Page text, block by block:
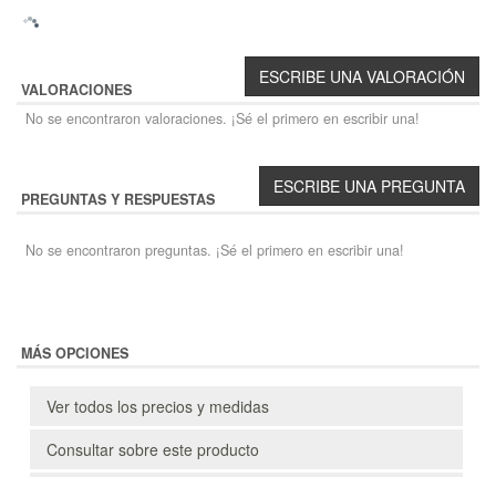
VALORACIONES
No se encontraron valoraciones. ¡Sé el primero en escribir una!
PREGUNTAS Y RESPUESTAS
No se encontraron preguntas. ¡Sé el primero en escribir una!
MÁS OPCIONES
Ver todos los precios y medidas
Consultar sobre este producto